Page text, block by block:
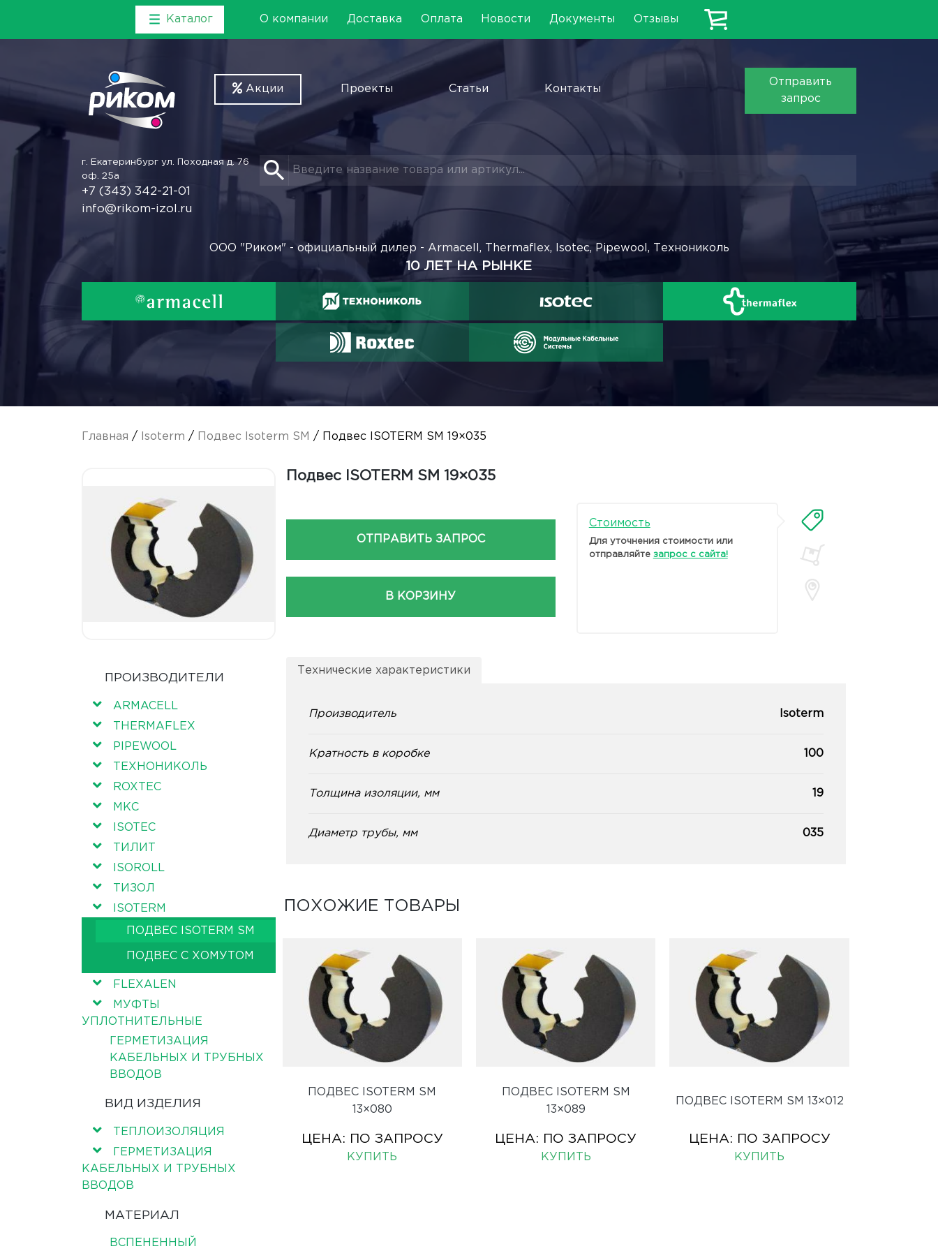
Каталог О компании Доставка Оплата Новости Документы Отзывы
Акции Проекты Статьи Контакты
Отправить
запрос
г. Екатеринбург ул. Походная д. 76
оф. 25а
+7 (343) 342-21-01
info@rikom-izol.ru
ООО "Риком" - официальный дилер - Armacell, Thermaflex, Isotec, Pipewool, Технониколь
10 ЛЕТ НА РЫНКЕ
Главная / Isoterm / Подвес Isoterm SM / Подвес ISOTERM SM 19×035
Подвес ISOTERM SM 19×035
ОТПРАВИТЬ ЗАПРОС
В КОРЗИНУ
Стоимость
Для уточнения стоимости или
отправляйте запрос с сайта!
ПРОИЗВОДИТЕЛИ
ARMACELL
THERMAFLEX
PIPEWOOL
ТЕХНОНИКОЛЬ
ROXTEC
МКС
ISOTEC
ТИЛИТ
ISOROLL
ТИЗОЛ
ISOTERM
ПОДВЕС ISOTERM SM
ПОДВЕС С ХОМУТОМ
FLEXALEN
МУФТЫ
УПЛОТНИТЕЛЬНЫЕ
ГЕРМЕТИЗАЦИЯ
КАБЕЛЬНЫХ И ТРУБНЫХ
ВВОДОВ
ВИД ИЗДЕЛИЯ
ТЕПЛОИЗОЛЯЦИЯ
ГЕРМЕТИЗАЦИЯ
КАБЕЛЬНЫХ И ТРУБНЫХ
ВВОДОВ
МАТЕРИАЛ
ВСПЕНЕННЫЙ
Технические характеристики
Производитель Isoterm
Кратность в коробке 100
Толщина изоляции, мм 19
Диаметр трубы, мм 035
ПОХОЖИЕ ТОВАРЫ
ПОДВЕС ISOTERM SM
13×080
ЦЕНА: ПО ЗАПРОСУ
КУПИТЬ
ПОДВЕС ISOTERM SM
13×089
ЦЕНА: ПО ЗАПРОСУ
КУПИТЬ
ПОДВЕС ISOTERM SM 13×012
ЦЕНА: ПО ЗАПРОСУ
КУПИТЬ